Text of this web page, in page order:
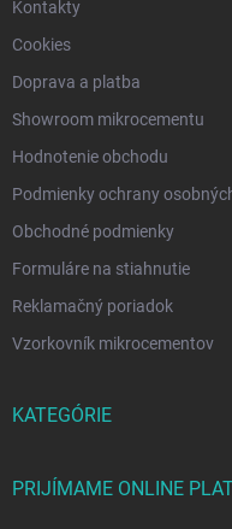
Kontakty
Cookies
Doprava a platba
Showroom mikrocementu
Hodnotenie obchodu
Podmienky ochrany
Obchodné podmienky
Formuláre na stiahnutie
Reklamačný poriadok
Vzorkovník mikrocementov
KATEGÓRIE
PRIJÍMAME ONLINE